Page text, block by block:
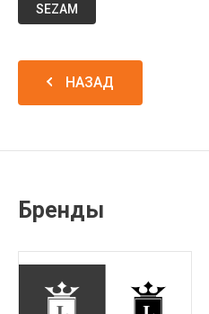
SEZAM
НАЗАД
Бренды